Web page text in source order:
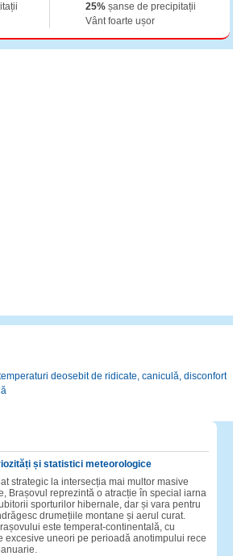
25% șanse de precipitații
Vânt foarte ușor
deosebit de ridicate, caniculă, disconfort
și statistici meteorologice
strategic la intersecția mai multor masive
Brașovul reprezintă o atracție în special iarna
sporturilor hibernale, dar și vara pentru
drumețiile montane și aerul curat.
este temperat-continentală, cu
excesive uneori pe perioadă anotimpului rece